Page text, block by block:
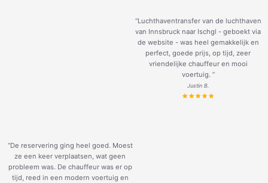
“Luchthaventransfer van de luchthaven
van Innsbruck naar Ischgl - geboekt via
de website - was heel gemakkelijk en
perfect, goede prijs, op tijd, zeer
vriendelijke chauffeur en mooi
voertuig. ”
Justin B.
“De reservering ging heel goed. Moest
ze een keer verplaatsen, wat geen
probleem was. De chauffeur was er op
tijd, reed in een modern voertuig en